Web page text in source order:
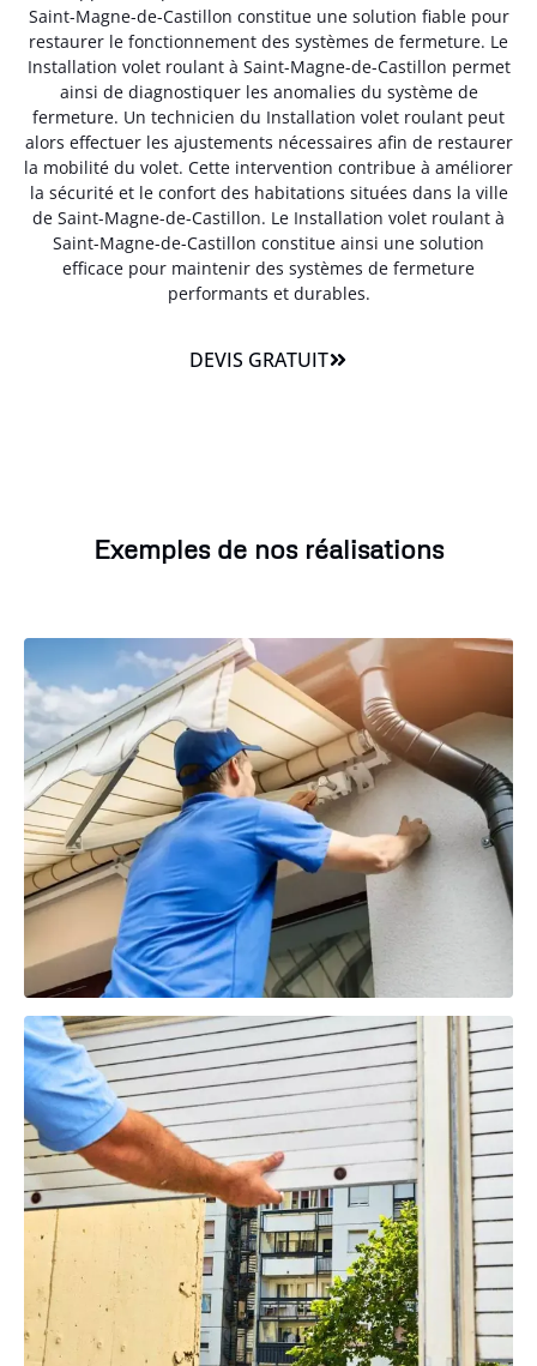
Saint-Magne-de-Castillon constitue une solution fiable pour
restaurer le fonctionnement des systèmes de fermeture. Le
Installation volet roulant à Saint-Magne-de-Castillon permet
ainsi de diagnostiquer les anomalies du système de
fermeture. Un technicien du Installation volet roulant peut
alors effectuer les ajustements nécessaires afin de restaurer
la mobilité du volet. Cette intervention contribue à améliorer
la sécurité et le confort des habitations situées dans la ville
de Saint-Magne-de-Castillon. Le Installation volet roulant à
Saint-Magne-de-Castillon constitue ainsi une solution
efficace pour maintenir des systèmes de fermeture
performants et durables.
DEVIS GRATUIT
Exemples de nos réalisations